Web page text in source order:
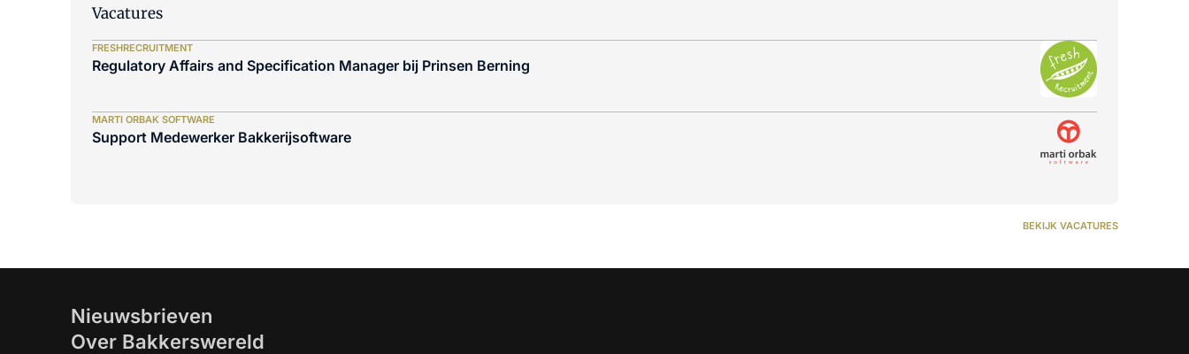
Vacatures
FRESHRECRUITMENT
Regulatory Affairs and Specification Manager bij Prinsen Berning
MARTI ORBAK SOFTWARE
Support Medewerker Bakkerijsoftware
BEKIJK VACATURES
Nieuwsbrieven
Over Bakkerswereld